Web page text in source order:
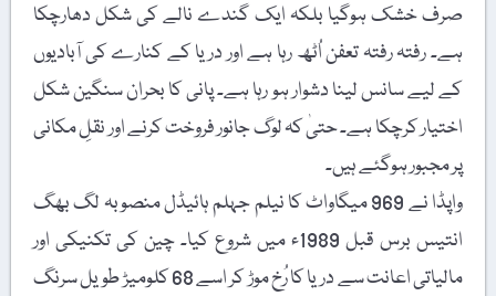
صرف خشک ہوگیا بلکہ ایک گندے نالے کی شکل دھارچکا
ہے۔ رفتہ رفتہ تعفن اُٹھ رہا ہے اور دریا کے کنارے کی آبادیوں
کے لیے سانس لینا دشوار ہو رہا ہے۔ پانی کا بحران سنگین شکل
اختیار کرچکا ہے۔ حتیٰ کہ لوگ جانور فروخت کرنے اور نقلِ مکانی
پر مجبور ہوگئے ہیں۔
واپڈا نے 969 میگاواٹ کا نیلم جہلم ہائیڈل منصوبہ لگ بھگ
انتیس برس قبل 1989ء میں شروع کیا۔ چین کی تکنیکی اور
مالیاتی اعانت سے دریا کا رُخ موڑ کر اسے 68 کلومیڑ طویل سرنگ